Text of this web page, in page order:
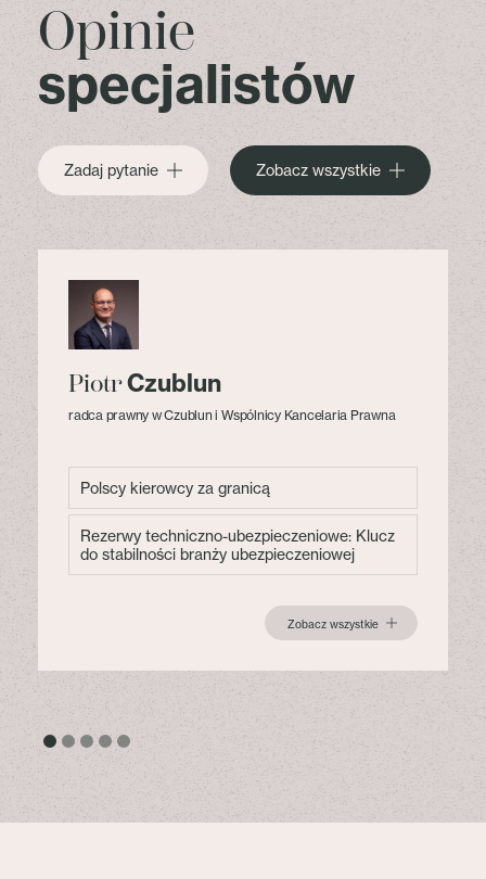
Opinie
specjalistów
Zadaj pytanie Zobacz wszystkie
PiotrCzublun
radca prawny w Czublun i Wspólnicy Kancelaria Prawna
Polscy kierowcy za granicą
Rezerwy techniczno-ubezpieczeniowe: Klucz
do stabilności branży ubezpieczeniowej
Zobacz wszystkie